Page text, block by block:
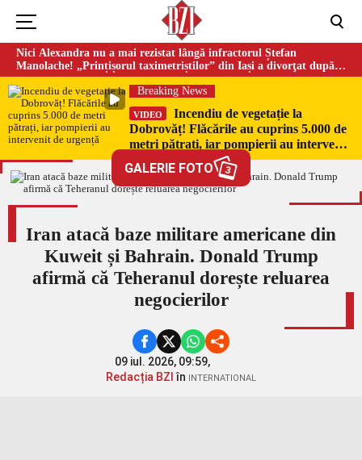
Nici Alexandra nu a mai rezistat lângă infractorul Ștefan
Manolache! „Prințișorul taximetriștilor” din Iași a divorţat după
doi ani de căsnicie
Breaking News
VIDEO
Incendiu de vegetație la
Dobrovăț! Flăcările au cuprins 5.000 de
metri pătrați, iar pompierii au intervenit
GALERIE FOTO 3
Iran atacă baze militare americane din
Kuweit și Bahrain. Donald Trump
afirmă că Teheranul dorește reluarea
negocierilor
09 iul. 2026, 09:59,
Redacția BZI în INTERNATIONAL